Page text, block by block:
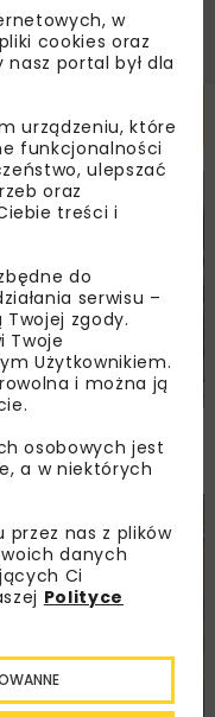
odcinek Gdów
WIADOMOŚCI
w
cookies oraz
portal był dla
urządzeniu, które
funkcjonalności
ulepszać
oraz
treści i
do
serwisu –
zgody.
Twoje
Użytkownikiem.
i można ją
osobowych jest
a w niektórych
nas z plików
danych
Ci
Polityce